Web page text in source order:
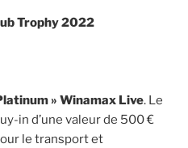
Trophy 2022
» Winamax Live. Le
in d’une valeur de 500 €
le transport et